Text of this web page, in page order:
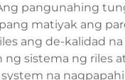
pangunahing
matiyak ang
ang de-kalidad
sistema ng riles
na